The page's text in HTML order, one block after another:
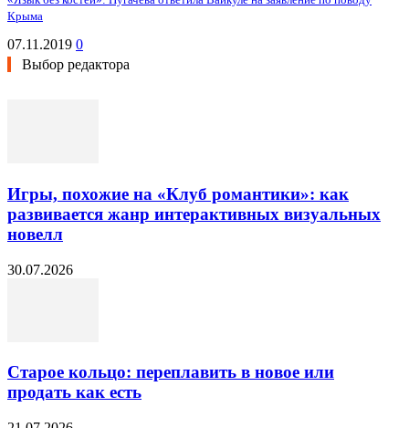
Крыма
07.11.2019 0
Выбор редактора
Игры, похожие на «Клуб романтики»: как
развивается жанр интерактивных визуальных
новелл
30.07.2026
Старое кольцо: переплавить в новое или
продать как есть